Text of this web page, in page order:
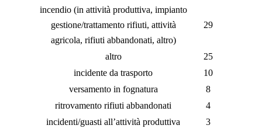
incendio (in attività produttiva, impianto
gestione/trattamento rifiuti, attività
agricola, rifiuti abbandonati, altro)
29
altro
25
incidente da trasporto
10
versamento in fognatura
8
ritrovamento rifiuti abbandonati
4
incidenti/guasti all’attività produttiva
3